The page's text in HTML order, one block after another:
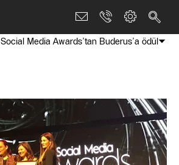
Social Media Awards’tan Buderus’a ödül